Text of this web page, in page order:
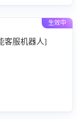
生效中
客服机器人]